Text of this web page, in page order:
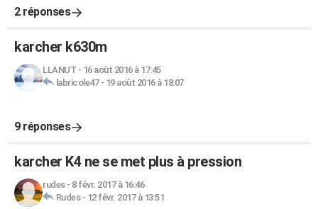
2 réponses
karcher k630m
LLANUT - 16 août 2016 à 17:45
labricole47- 19 août 2016 à 18:07
9 réponses
karcher K4 ne se met plus à pression
rudes- 8 févr. 2017 à 16:46
Rudes- 12 févr. 2017 à 13:51